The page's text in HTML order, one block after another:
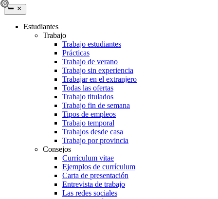
Estudiantes
Trabajo
Trabajo estudiantes
Prácticas
Trabajo de verano
Trabajo sin experiencia
Trabajar en el extranjero
Todas las ofertas
Trabajo titulados
Trabajo fin de semana
Tipos de empleos
Trabajo temporal
Trabajos desde casa
Trabajo por provincia
Consejos
Currículum vitae
Ejemplos de currículum
Carta de presentación
Entrevista de trabajo
Las redes sociales